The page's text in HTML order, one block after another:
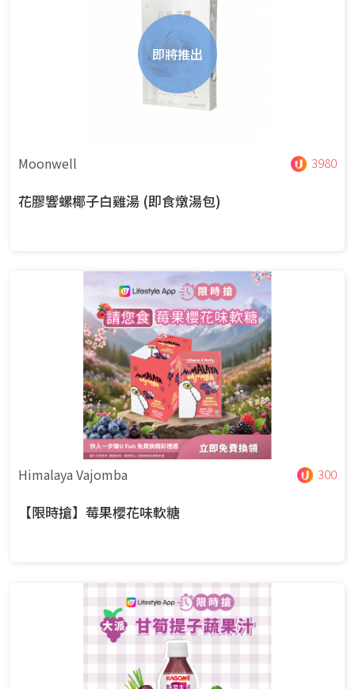
即將推出
Moonwell 3980
花膠響螺椰子白雞湯 (即食燉湯包)
Himalaya Vajomba 300
【限時搶】莓果櫻花味軟糖